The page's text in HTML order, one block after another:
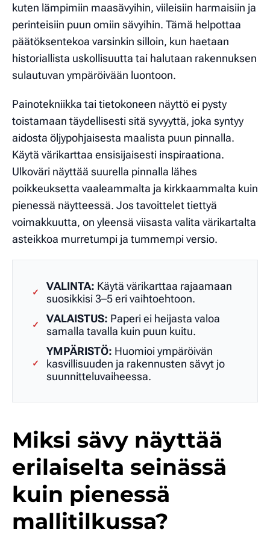
kuten lämpimiin maasävyihin, viileisiin harmaisiin ja
perinteisiin puun omiin sävyihin. Tämä helpottaa
päätöksentekoa varsinkin silloin, kun haetaan
historiallista uskollisuutta tai halutaan rakennuksen
sulautuvan ympäröivään luontoon.
Painotekniikka tai tietokoneen näyttö ei pysty
toistamaan täydellisesti sitä syvyyttä, joka syntyy
aidosta öljypohjaisesta maalista puun pinnalla.
Käytä värikarttaa ensisijaisesti inspiraationa.
Ulkoväri näyttää suurella pinnalla lähes
poikkeuksetta vaaleammalta ja kirkkaammalta kuin
pienessä näytteessä. Jos tavoittelet tiettyä
voimakkuutta, on yleensä viisasta valita värikartalta
asteikkoa murretumpi ja tummempi versio.
✓ VALINTA: Käytä värikarttaa rajaamaan
suosikkisi 3–5 eri vaihtoehtoon.
✓ VALAISTUS: Paperi ei heijasta valoa
samalla tavalla kuin puun kuitu.
✓
YMPÄRISTÖ: Huomioi ympäröivän
kasvillisuuden ja rakennusten sävyt jo
suunnitteluvaiheessa.
Miksi sävy näyttää
erilaiselta seinässä
kuin pienessä
mallitilkussa?